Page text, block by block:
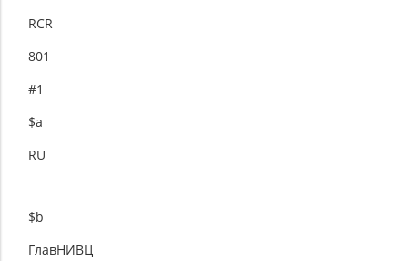
RCR
801
#1
$a
RU
$b
ГлавНИВЦ